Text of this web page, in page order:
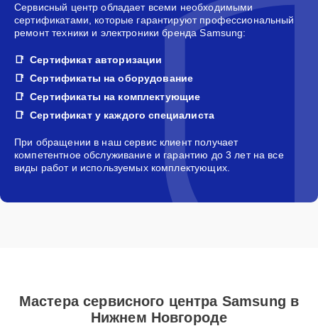
Сервисный центр обладает всеми необходимыми
сертификатами, которые гарантируют профессиональный
ремонт техники и электроники бренда Samsung:
Сертификат авторизации
Сертификаты на оборудование
Сертификаты на комплектующие
Сертификат у каждого специалиста
При обращении в наш сервис клиент получает
компетентное обслуживание и гарантию до 3 лет на все
виды работ и используемых комплектующих.
Мастера сервисного центра Samsung в
Нижнем Новгороде